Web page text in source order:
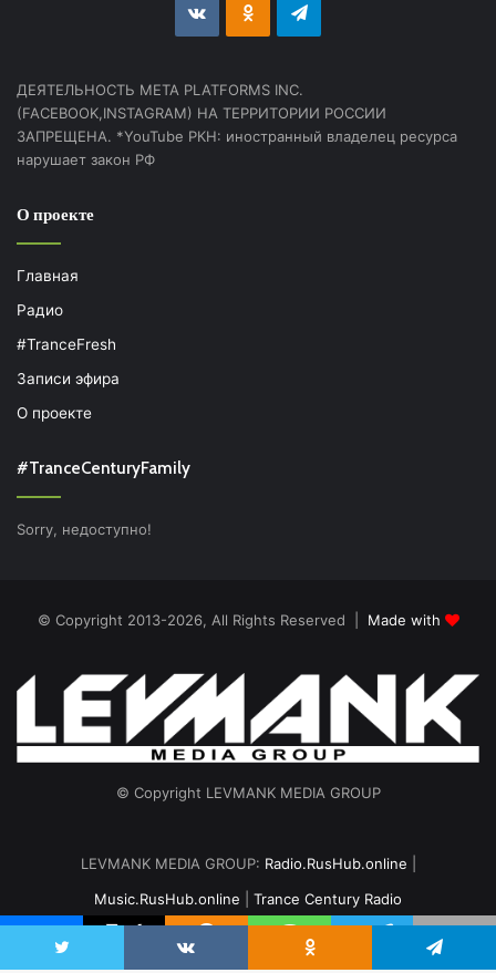
vk.com Odnoklassniki
Telegram
ДЕЯТЕЛЬНОСТЬ МЕТА PLATFORMS INC.
(FACEBOOK,INSTAGRAM) НА ТЕРРИТОРИИ РОССИИ
ЗАПРЕЩЕНА. *YouTube РКН: иностранный владелец ресурса
нарушает закон РФ
О проекте
Главная
Радио
#TranceFresh
Записи эфира
О проекте
#TranceCenturyFamily
Sorry, недоступно!
© Copyright 2013-2026, All Rights Reserved | Made with
© Copyright LEVMANK MEDIA GROUP
LEVMANK MEDIA GROUP: Radio.RusHub.online
Music.RusHub.online
Trance Century Radio